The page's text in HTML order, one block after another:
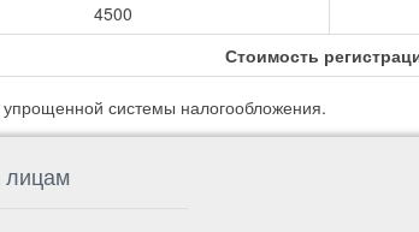
4500
Стоимость
системы налогообложения.
лицам